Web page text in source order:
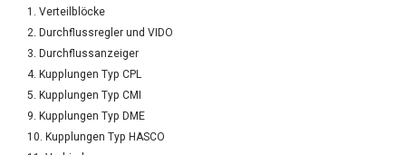
1. Verteilblöcke
2. Durchflussregler und VIDO
3. Durchflussanzeiger
4. Kupplungen Typ CPL
5. Kupplungen Typ CMI
9. Kupplungen Typ DME
10. Kupplungen Typ HASCO